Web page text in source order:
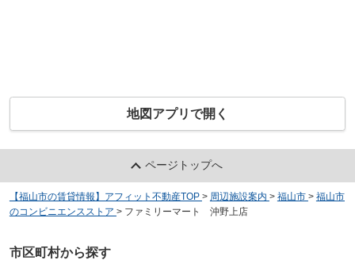
地図アプリで開く
ページトップへ
【福山市の賃貸情報】アフィット不動産TOP > 周辺施設案内 > 福山市 > 福山市
のコンビニエンスストア > ファミリーマート 沖野上店
市区町村から探す